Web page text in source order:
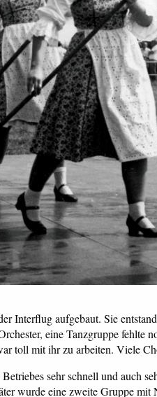
Interflug aufgebaut. Sie
eine Tanzgruppe
toll mit ihr zu arbeiten. Viele
sehr schnell und auch
wurde eine zweite Gruppe